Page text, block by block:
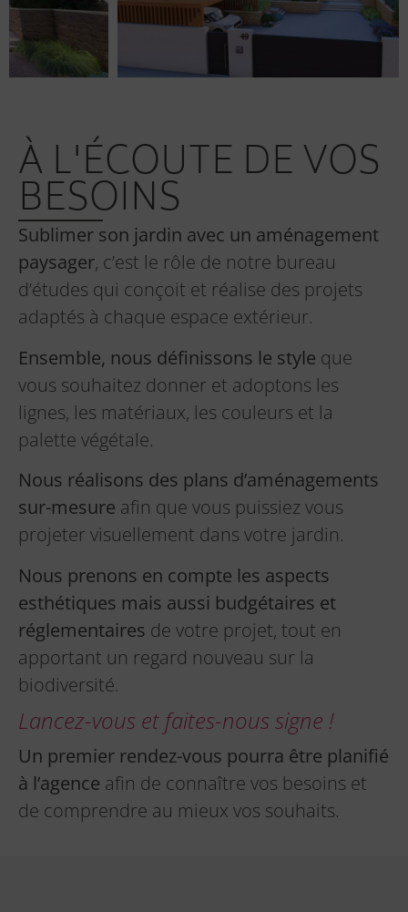
À L'ÉCOUTE DE VOS
BESOINS
Sublimer son jardin avec un aménagement
paysager, c’est le rôle de notre bureau
d’études qui conçoit et réalise des projets
adaptés à chaque espace extérieur.
Ensemble, nous définissons le style que
vous souhaitez donner et adoptons les
lignes, les matériaux, les couleurs et la
palette végétale.
Nous réalisons des plans d’aménagements
sur-mesure afin que vous puissiez vous
projeter visuellement dans votre jardin.
Nous prenons en compte les aspects
esthétiques mais aussi budgétaires et
réglementaires de votre projet, tout en
apportant un regard nouveau sur la
biodiversité.
Lancez-vous et faites-nous signe !
Un premier rendez-vous pourra être planifié
à l’agence afin de connaître vos besoins et
de comprendre au mieux vos souhaits.